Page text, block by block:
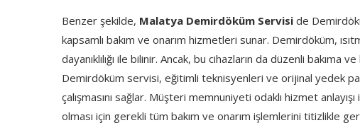
Benzer şekilde, Malatya Demirdöküm Servisi de
kapsamlı bakım ve onarım hizmetleri sunar. Demirdöküm,
dayanıklılığı ile bilinir. Ancak, bu cihazların da düzenli bakıma
Demirdöküm servisi, eğitimli teknisyenleri ve orijinal yedek
çalışmasını sağlar. Müşteri memnuniyeti odaklı hizmet
olması için gerekli tüm bakım ve onarım işlemlerini titizlikle